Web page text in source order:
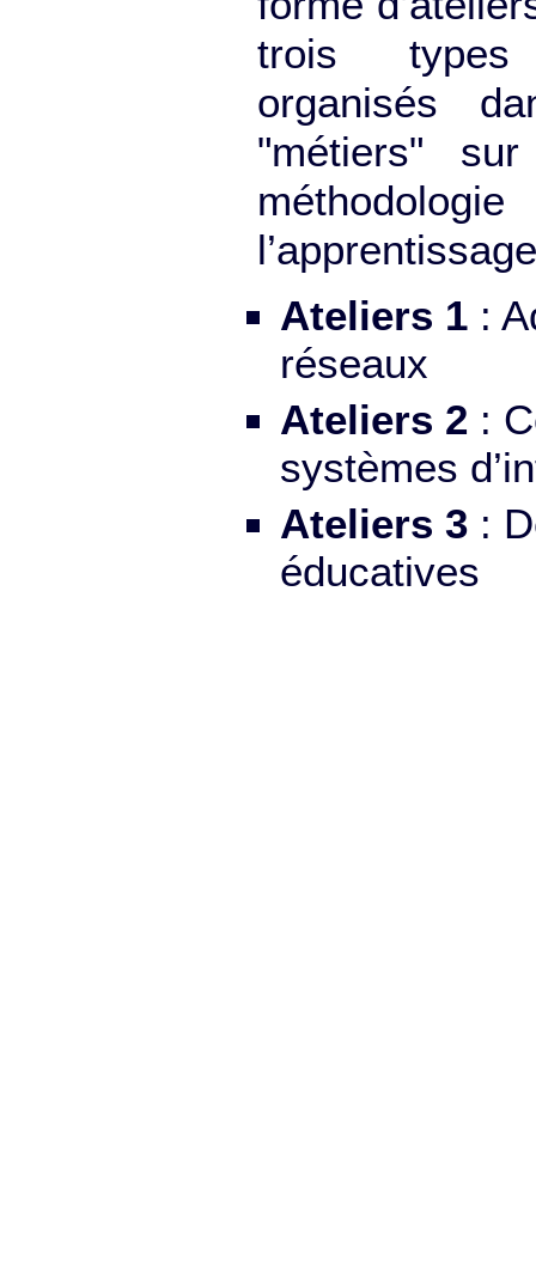
trois
organisés
"métiers"
Ateliers 1:
réseaux
Ateliers 2 :
systèmes
Ateliers 3:
éducatives